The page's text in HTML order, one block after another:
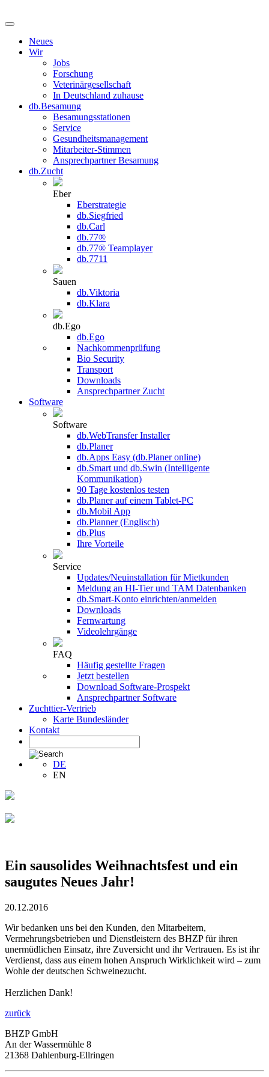
Neues
Wir
Jobs
Forschung
Veterinärgesellschaft
In Deutschland zuhause
db.Besamung
Besamungsstationen
Service
Gesundheitsmanagement
Mitarbeiter-Stimmen
Ansprechpartner Besamung
db.Zucht
Eber
Eberstrategie
db.Siegfried
db.Carl
db.77®
db.77® Teamplayer
db.7711
Sauen
db.Viktoria
db.Klara
db.Ego
db.Ego
Nachkommenprüfung
Bio Security
Transport
Downloads
Ansprechpartner Zucht
Software
Software
db.WebTransfer Installer
db.Planer
db.Apps Easy (db.Planer online)
db.Smart und db.Swin (Intelligente
Kommunikation)
90 Tage kostenlos testen
db.Planer auf einem Tablet-PC
db.Mobil App
db.Planner (Englisch)
db.Plus
Ihre Vorteile
Service
Updates/Neuinstallation für Mietkunden
Meldung an HI-Tier und TAM Datenbanken
db.Smart-Konto einrichten/anmelden
Downloads
Fernwartung
Videolehrgänge
FAQ
Häufig gestellte Fragen
Jetzt bestellen
Download Software-Prospekt
Ansprechpartner Software
Zuchttier-Vertrieb
Karte Bundesländer
Kontakt
DE
EN
Ein sausolides Weihnachtsfest und ein
saugutes Neues Jahr!
20.12.2016
Wir bedanken uns bei den Kunden, den Mitarbeitern,
Vermehrungsbetrieben und Dienstleistern des BHZP für ihren
unermüdlichen Einsatz, ihre Zuversicht und ihr Vertrauen. Es ist ihr
Verdienst, dass aus einem hohen Anspruch Wirklichkeit wird – zum
Wohle der deutschen Schweinezucht.
Herzlichen Dank!
zurück
BHZP GmbH
An der Wassermühle 8
21368 Dahlenburg-Ellringen